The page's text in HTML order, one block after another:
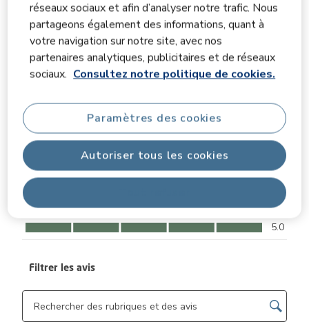
réseaux sociaux et afin d’analyser notre trafic. Nous
partageons également des informations, quant à
votre navigation sur notre site, avec nos
partenaires analytiques, publicitaires et de réseaux
sociaux. Consultez notre politique de cookies.
Autoriser tous les cookies
Paramètres des cookies
2 avis avec
4 étoilesétoiles
0
0 avis avec
3 étoilesétoiles
0
étoiles
0 avis avec
1 étoile étoiles
0
0 avis avec
Notes moyennes des clients
Qualité
Qualité, 5.0 sur 5
5.0
Facilité d'utilisation
Facilité d'utilisation, 5.0 sur 5
5.0
Confort
Confort, 5.0 sur 5
5.0
Filtrer les avis
Zone de recherche de sujet et d'avis